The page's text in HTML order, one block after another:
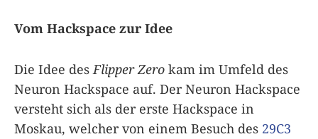
Vom Hackspace zur Idee
Die Idee desFlipper Zero kam im Umfeld des
Neuron Hackspace auf. Der Neuron Hackspace
versteht sich als der erste Hackspace in
Moskau, welcher von einem Besuch des 29C3